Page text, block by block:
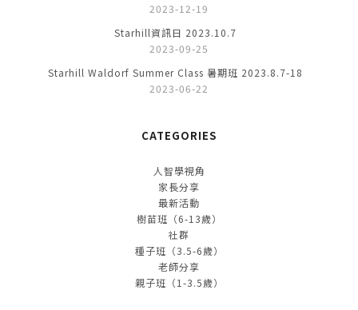
2023-12-19
Starhill資訊日 2023.10.7
2023-09-25
Starhill Waldorf Summer Class 暑期班 2023.8.7-18
2023-06-22
CATEGORIES
人智學視角
家長分享
最新活動
樹苗班（6-13歲）
社群
種子班（3.5-6歲）
老師分享
親子班（1-3.5歲）